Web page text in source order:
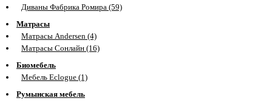
Диваны Фабрика Ромира (59)
Матрасы
Матрасы Andersen (4)
Матрасы Сонлайн (16)
Биомебель
Мебель Eclogue (1)
Румынская мебель